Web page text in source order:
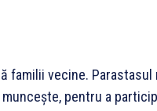
familii vecine.
pentru a